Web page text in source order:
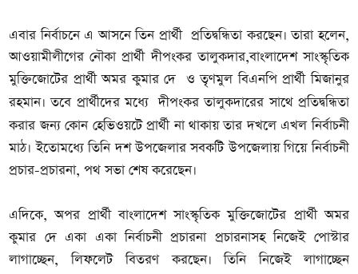
এবার নির্বাচনে এ আসনে তিন প্রার্থী প্রতিদ্বন্ধিতা করছেন। তারা হলেন,
আওয়ামীলীগের নৌকা প্রার্থী দীপংকর তালুকদার,বাংলাদেশ সাংস্কৃতিক
মুক্তিজোটের প্রার্থী অমর কুমার দে ও তৃণমুল বিএনপি প্রার্থী মিজানুর
রহমান। তবে প্রার্থীদের মধ্যেদীপংকর তালুকদারের সাথে প্রতিদ্বন্ধিতা
করার জন্য কোন হেভিওয়টে প্রার্থী না থাকায় তার দখলে এখল নির্বাচনী
মাঠ। ইতোমধ্যে তিনি দশ উপজেলার সবকটি উপজেলায় গিয়ে নির্বাচনী
প্রচার-প্রচারনা, পথ সভা শেষ করেছেন।
এদিকে, অপর প্রার্থীবাংলাদেশ সাংস্কৃতিক মুক্তিজোটের প্রার্থী অমর
কুমার দে একা একা নির্বাচনী প্রচারনা প্রচারনাসহনিজেই পোস্টার
লাগাচ্ছেন, লিফলেট বিতরণ করছেন।তিনি নিজেই লাগাচ্ছেন